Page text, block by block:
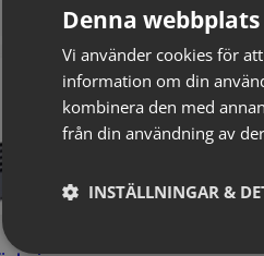
Denna
Vi använder cookies för
information om din
kombinera den med
från din användning av
INSTÄLLNINGAR &